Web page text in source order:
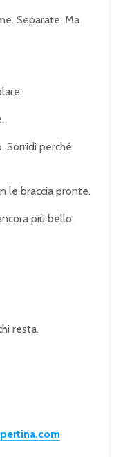
Separate. Ma
Sorridi perché
le braccia pronte.
più bello.
resta.